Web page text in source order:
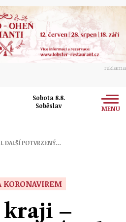
reklama
Sobota 8.8.
Soběslav
MENU
DALŠÍ POTVRZENÝ…
KORONAVIREM
kraji –